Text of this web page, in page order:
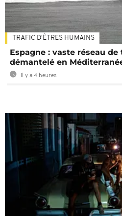
TRAFIC D'ÊTRES HUMAINS
Espagne : vaste réseau
démantelé en
Il y a 4 heures